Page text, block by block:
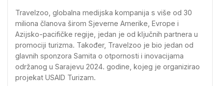
Travelzoo, globalna medijska kompanija s više od 30
miliona članova širom Sjeverne Amerike, Evrope i
Azijsko-pacifičke regije, jedan je od ključnih partnera u
promociji turizma. Također, Travelzoo je bio jedan od
glavnih sponzora Samita o otpornosti i inovacijama
održanog u Sarajevu 2024. godine, kojeg je organizirao
projekat USAID Turizam.